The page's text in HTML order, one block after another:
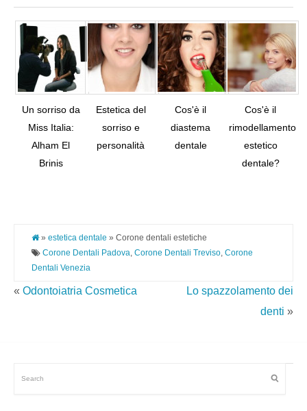
Un sorriso da
Miss Italia:
Alham El
Brinis
Estetica del
sorriso e
personalità
Cos'è il
diastema
dentale
Cos'è il
rimodellamento
estetico
dentale?
» estetica dentale » Corone dentali estetiche
Corone Dentali Padova, Corone Dentali Treviso, Corone
Dentali Venezia
« Odontoiatria Cosmetica
Lo spazzolamento dei
denti »